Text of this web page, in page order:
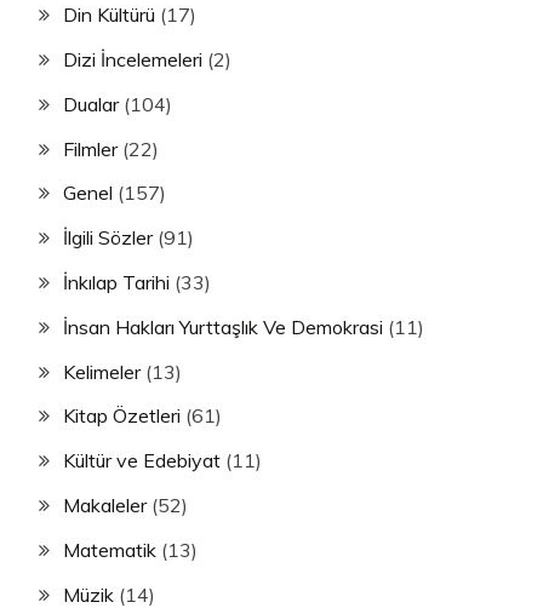
Din Kültürü (17)
Dizi İncelemeleri (2)
Dualar(104)
Filmler(22)
Genel (157)
İlgili Sözler(91)
İnkılap Tarihi (33)
İnsan Hakları Yurttaşlık Ve Demokrasi (11)
Kelimeler(13)
Kitap Özetleri (61)
Kültür ve Edebiyat (11)
Makaleler(52)
Matematik (13)
Müzik (14)